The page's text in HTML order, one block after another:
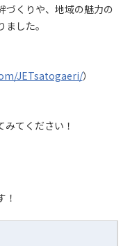
づくりや、地域の魅力の
した。
JETsatogaeri/）
てください！
！